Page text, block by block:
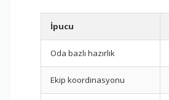
İpucu
Oda bazlı hazırlık
Ekip koordinasyonu